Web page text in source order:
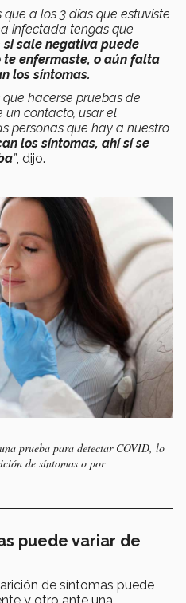
que a los 3 días que estuviste
infectada tengas que
si sale negativa puede
te enfermaste, o aún falta
los síntomas.
hacerse pruebas de
contacto, usar el
personas que hay a nuestro
los síntomas, ahí sí se
”, dijo.
prueba para detectar COVID, lo
de síntomas o por
puede variar de
de síntomas puede